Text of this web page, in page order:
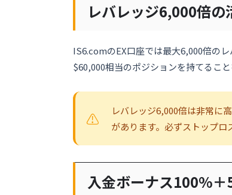
レバレッジ6,000倍
IS6.comのEX口座では最大6,000倍の
$60,000相当のポジションを持てること
レバレッジ6,000倍は非常に
があります。必ずストップロ
入金ボーナス100%